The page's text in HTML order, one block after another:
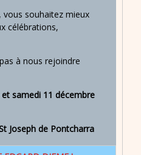
vous souhaitez mieux
célébrations,
à nous rejoindre
samedi 11 décembre
Joseph de Pontcharra